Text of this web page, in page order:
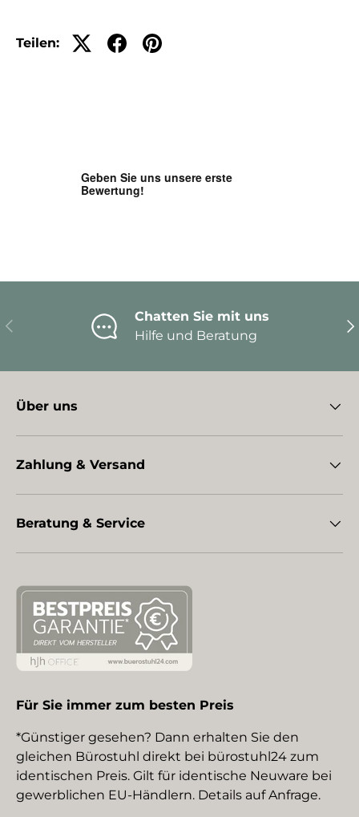
Teilen:
Vorherige
Chatten Sie mit uns
Hilfe und Beratung
Über uns
Zahlung & Versand
Beratung & Service
Für Sie immer zum besten Preis
*Günstiger gesehen? Dann erhalten Sie den
gleichen Bürostuhl direkt bei bürostuhl24 zum
identischen Preis. Gilt für identische Neuware bei
gewerblichen EU-Händlern. Details auf Anfrage.